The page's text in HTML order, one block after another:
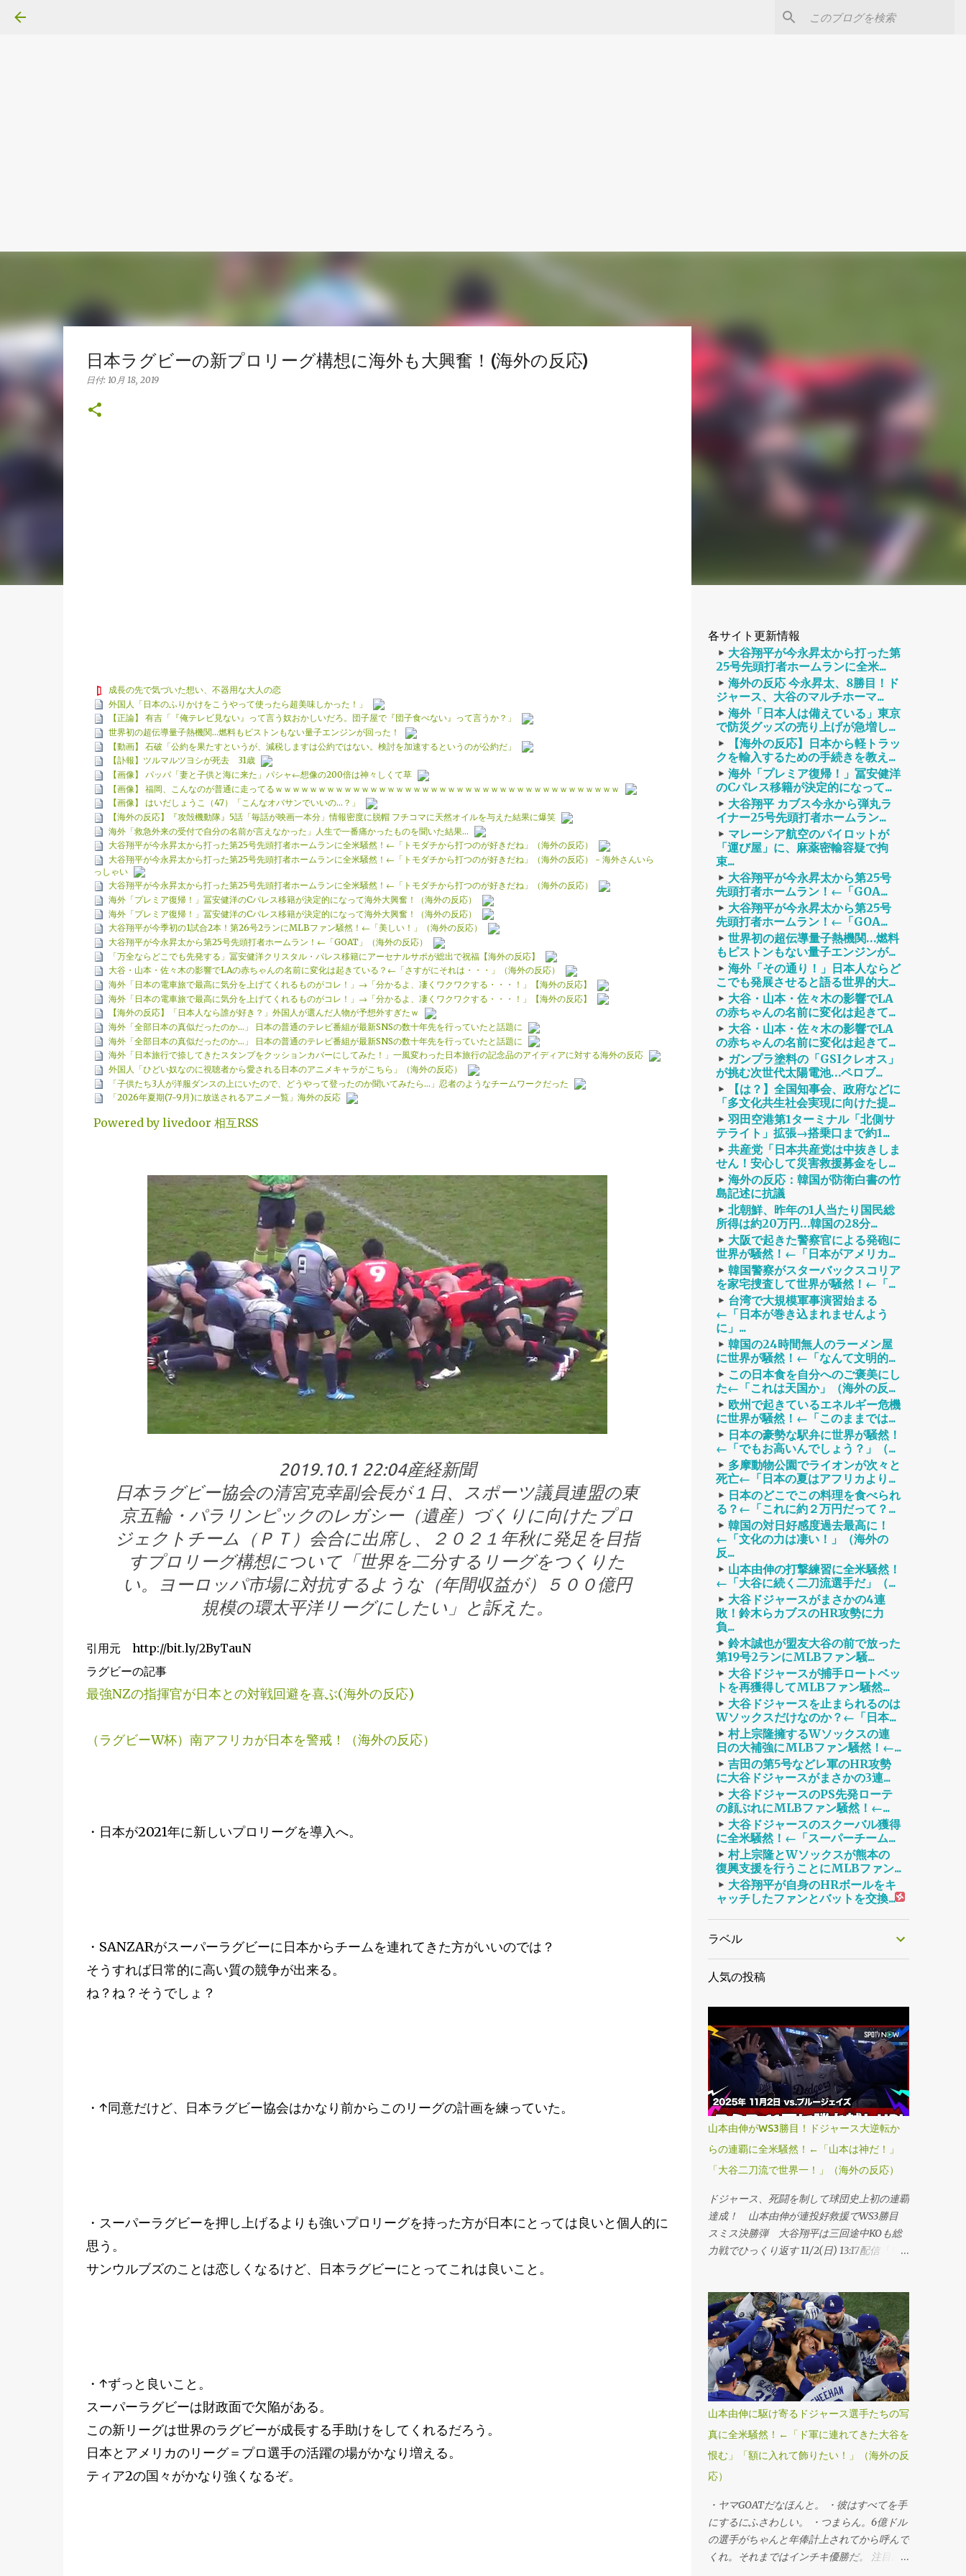
日本ラグビーの新プロリーグ構想に海外も大興奮！(海外の反応)
日付: 10月 18, 2019
成長の先で気づいた想い、不器用な大人の恋
外国人「日本のふりかけをこうやって使ったら超美味しかった！」
【正論】 有吉「『俺テレビ見ない』って言う奴おかしいだろ。団子屋で『団子食べない』って言うか？」
世界初の超伝導量子熱機関…燃料もピストンもない量子エンジンが回った！
【動画】 石破「公約を果たすというが、減税しますは公約ではない。検討を加速するというのが公約だ」
【訃報】ツルマルツヨシが死去 31歳
【画像】 パッパ「妻と子供と海に来た」パシャ←想像の200倍は神々しくて草
【画像】 福岡、こんなのが普通に走ってるｗｗｗｗｗｗｗｗｗｗｗｗｗｗｗｗｗｗｗｗｗｗｗｗｗｗｗｗｗｗｗｗｗｗｗｗｗｗｗｗ
【画像】 はいだしょうこ（47）「こんなオバサンでいいの…？」
【海外の反応】『攻殻機動隊』5話「毎話が映画一本分」情報密度に脱帽 フチコマに天然オイルを与えた結果に爆笑
海外「救急外来の受付で自分の名前が言えなかった」人生で一番痛かったものを聞いた結果…
大谷翔平が今永昇太から打った第25号先頭打者ホームランに全米騒然！←「トモダチから打つのが好きだね」（海外の反応）
大谷翔平が今永昇太から打った第25号先頭打者ホームランに全米騒然！←「トモダチから打つのが好きだね」（海外の反応） - 海外さんいら
っしゃい
大谷翔平が今永昇太から打った第25号先頭打者ホームランに全米騒然！←「トモダチから打つのが好きだね」（海外の反応）
海外「プレミア復帰！」冨安健洋のCパレス移籍が決定的になって海外大興奮！（海外の反応）
海外「プレミア復帰！」冨安健洋のCパレス移籍が決定的になって海外大興奮！（海外の反応）
大谷翔平が今季初の1試合2本！第26号2ランにMLBファン騒然！←「美しい！」（海外の反応）
大谷翔平が今永昇太から第25号先頭打者ホームラン！←「GOAT」（海外の反応）
「万全ならどこでも先発する」冨安健洋クリスタル・パレス移籍にアーセナルサポが総出で祝福【海外の反応】
大谷・山本・佐々木の影響でLAの赤ちゃんの名前に変化は起きている？←「さすがにそれは・・・」（海外の反応）
海外「日本の電車旅で最高に気分を上げてくれるものがコレ！」→「分かるよ、凄くワクワクする・・・！」【海外の反応】
海外「日本の電車旅で最高に気分を上げてくれるものがコレ！」→「分かるよ、凄くワクワクする・・・！」【海外の反応】
【海外の反応】「日本人なら誰が好き？」外国人が選んだ人物が予想外すぎたｗ
海外「全部日本の真似だったのか…」 日本の普通のテレビ番組が最新SNSの数十年先を行っていたと話題に
海外「全部日本の真似だったのか…」 日本の普通のテレビ番組が最新SNSの数十年先を行っていたと話題に
海外「日本旅行で捺してきたスタンプをクッションカバーにしてみた！」一風変わった日本旅行の記念品のアイディアに対する海外の反応
外国人「ひどい奴なのに視聴者から愛される日本のアニメキャラがこちら」（海外の反応）
「子供たち3人が洋服ダンスの上にいたので、どうやって登ったのか聞いてみたら…」忍者のようなチームワークだった
「2026年夏期(7-9月)に放送されるアニメ一覧」海外の反応
Powered by livedoor 相互RSS
2019.10.1 22:04産経新聞
日本ラグビー協会の清宮克幸副会長が１日、スポーツ議員連盟の東
京五輪・パラリンピックのレガシー（遺産）づくりに向けたプロ
ジェクトチーム（ＰＴ）会合に出席し、２０２１年秋に発足を目指
すプロリーグ構想について「世界を二分するリーグをつくりた
い。ヨーロッパ市場に対抗するような（年間収益が）５００億円
規模の環太平洋リーグにしたい」と訴えた。
引用元 http://bit.ly/2ByTauN
ラグビーの記事
最強NZの指揮官が日本との対戦回避を喜ぶ(海外の反応)
（ラグビーW杯）南アフリカが日本を警戒！（海外の反応）
・日本が2021年に新しいプロリーグを導入へ。
・SANZARがスーパーラグビーに日本からチームを連れてきた方がいいのでは？
そうすれば日常的に高い質の競争が出来る。
ね？ね？そうでしょ？
・↑同意だけど、日本ラグビー協会はかなり前からこのリーグの計画を練っていた。
・スーパーラグビーを押し上げるよりも強いプロリーグを持った方が日本にとっては良いと個人的に
思う。
サンウルブズのことは恋しくなるけど、日本ラグビーにとってこれは良いこと。
・↑ずっと良いこと。
スーパーラグビーは財政面で欠陥がある。
この新リーグは世界のラグビーが成長する手助けをしてくれるだろう。
日本とアメリカのリーグ＝プロ選手の活躍の場がかなり増える。
ティア2の国々がかなり強くなるぞ。
各サイト更新情報
大谷翔平が今永昇太から打った第
25号先頭打者ホームランに全米...
海外の反応 今永昇太、8勝目！ド
ジャース、大谷のマルチホーマ...
海外「日本人は備えている」東京
で防災グッズの売り上げが急増し...
【海外の反応】日本から軽トラッ
クを輸入するための手続きを教え...
海外「プレミア復帰！」冨安健洋
のCパレス移籍が決定的になって...
大谷翔平 カブス今永から弾丸ラ
イナー25号先頭打者ホームラン...
マレーシア航空のパイロットが
「運び屋」に、麻薬密輸容疑で拘
束...
大谷翔平が今永昇太から第25号
先頭打者ホームラン！←「GOA...
大谷翔平が今永昇太から第25号
先頭打者ホームラン！←「GOA...
世界初の超伝導量子熱機関…燃料
もピストンもない量子エンジンが...
海外「その通り！」日本人ならど
こでも発展させると語る世界的大...
大谷・山本・佐々木の影響でLA
の赤ちゃんの名前に変化は起きて...
大谷・山本・佐々木の影響でLA
の赤ちゃんの名前に変化は起きて...
ガンプラ塗料の「GSIクレオス」
が挑む次世代太陽電池…ペロブ...
【は？】全国知事会、政府などに
「多文化共生社会実現に向けた提...
羽田空港第1ターミナル「北側サ
テライト」拡張→搭乗口まで約1...
共産党「日本共産党は中抜きしま
せん！安心して災害救援募金をし...
海外の反応：韓国が防衛白書の竹
島記述に抗議
北朝鮮、昨年の1人当たり国民総
所得は約20万円…韓国の28分...
大阪で起きた警察官による発砲に
世界が騒然！←「日本がアメリカ...
韓国警察がスターバックスコリア
を家宅捜査して世界が騒然！←「...
台湾で大規模軍事演習始まる
←「日本が巻き込まれませんよう
に」...
韓国の24時間無人のラーメン屋
に世界が騒然！←「なんて文明的...
この日本食を自分へのご褒美にし
た←「これは天国か」（海外の反...
欧州で起きているエネルギー危機
に世界が騒然！←「このままでは...
日本の豪勢な駅弁に世界が騒然！
←「でもお高いんでしょう？」（...
多摩動物公園でライオンが次々と
死亡←「日本の夏はアフリカより...
日本のどこでこの料理を食べられ
る？←「これに約２万円だって？...
韓国の対日好感度過去最高に！
←「文化の力は凄い！」（海外の
反...
山本由伸の打撃練習に全米騒然！
←「大谷に続く二刀流選手だ」（...
大谷ドジャースがまさかの4連
敗！鈴木らカブスのHR攻勢に力
負...
鈴木誠也が盟友大谷の前で放った
第19号2ランにMLBファン騒...
大谷ドジャースが捕手ロートベッ
トを再獲得してMLBファン騒然...
大谷ドジャースを止まられるのは
Wソックスだけなのか？←「日本...
村上宗隆擁するWソックスの連
日の大補強にMLBファン騒然！←...
吉田の第5号などレ軍のHR攻勢
に大谷ドジャースがまさかの3連...
大谷ドジャースのPS先発ローテ
の顔ぶれにMLBファン騒然！←...
大谷ドジャースのスクーバル獲得
に全米騒然！←「スーパーチーム...
村上宗隆とWソックスが熊本の
復興支援を行うことにMLBファン...
大谷翔平が自身のHRボールをキ
ャッチしたファンとバットを交換...
ラベル
人気の投稿
山本由伸がWS3勝目！ドジャース大逆転か
らの連覇に全米騒然！←「山本は神だ！」
「大谷二刀流で世界一！」（海外の反応）
ドジャース、死闘を制して球団史上初の連覇
達成！ 山本由伸が連投好救援でWS3勝目
スミス決勝弾 大谷翔平は三回途中KOも総
力戦でひっくり返す 11/2(日) 13:17配信「ワ
ャースが延長十一回にスミスの勝ち越し本塁
打で球団史上初、MLB25年ぶりのワールド
シリーズ連覇を果たした。第6戦勝利投手の
山本由伸投手が九回途中から登板し、1死満
塁のピンチを切り抜けるなど、3回を無失点
に抑えてシリーズ3勝目を挙げた。「1番・投
手兼指名打者」で先発出場した大谷翔平投手
は三回に決勝3ランを被弾し、マウンドで両
手を膝につきうなだれKO。打者としては第3
戦以来のマルチ安打をマークするなど5打数
2安打1四球だった。 ・連覇だぜベイビー。
あみろトロント！マリナーズファンとして感
謝する。 ・よおおおお！泣きそうだ。カー
ショーのために嬉しすぎる。 ・よっしゃあ
あああ！MVPはヤマだ！ 注目記事（外部サ
山本由伸に駆け寄るドジャース選手たちの写
真に全米騒然！←「ド軍に連れてきた大谷を
恨む」「額に入れて飾りたい！」（海外の反
応）
・ヤマGOATだなほんと。 ・彼はすべてを手
にするにふさわしい。 ・つまらん。6億ドル
の選手がちゃんと年俸計上されてから呼んで
くれ。それまではインチキ優勝だ。 注目記